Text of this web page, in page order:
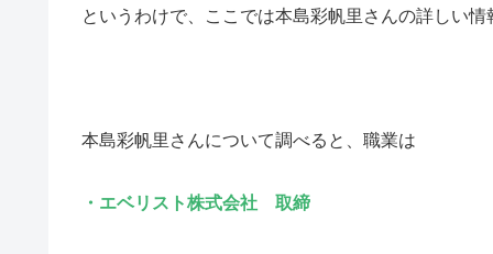
というわけで、ここでは本島彩帆里さんの詳しい情
本島彩帆里さんについて調べると、職業は
・エベリスト株式会社 取締